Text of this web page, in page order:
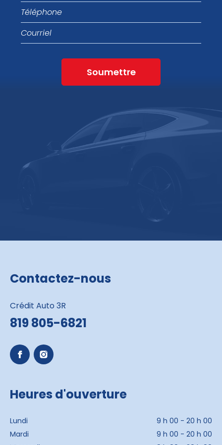
Téléphone
Courriel
Soumettre
Contactez-nous
Crédit Auto 3R
819 805-6821
Heures d'ouverture
Lundi
9 h 00 - 20 h 00
Mardi
9 h 00 - 20 h 00